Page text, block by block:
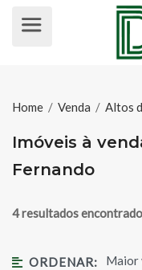
Home / Venda / Altos
Imóveis à
Fernando
4 resultados
ORDENAR: Maior